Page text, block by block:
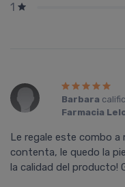
1
Barbara
Farmacia
Le regale este combo a
contenta, le quedo la
la calidad del producto!